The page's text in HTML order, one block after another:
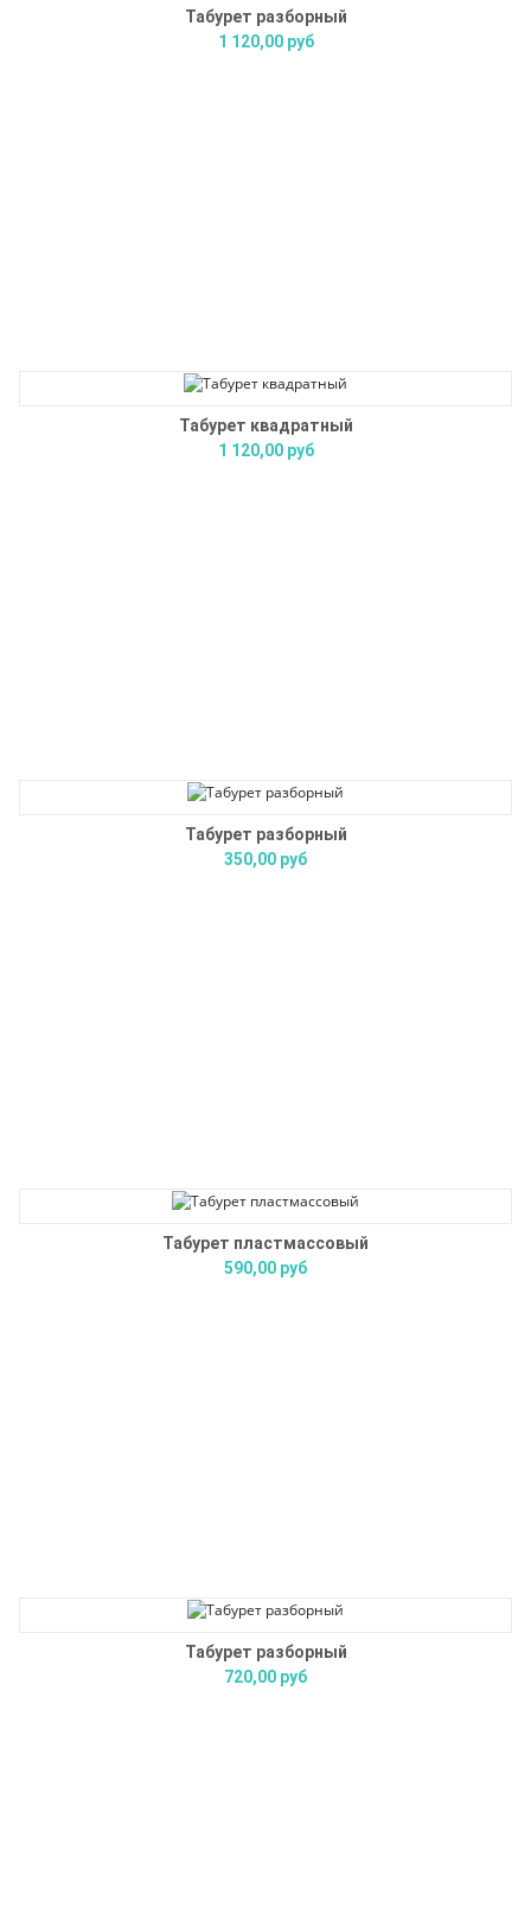
Табурет разборный
1 120,00 руб
Табурет квадратный
1 120,00 руб
Табурет разборный
350,00 руб
Табурет пластмассовый
590,00 руб
Табурет разборный
720,00 руб